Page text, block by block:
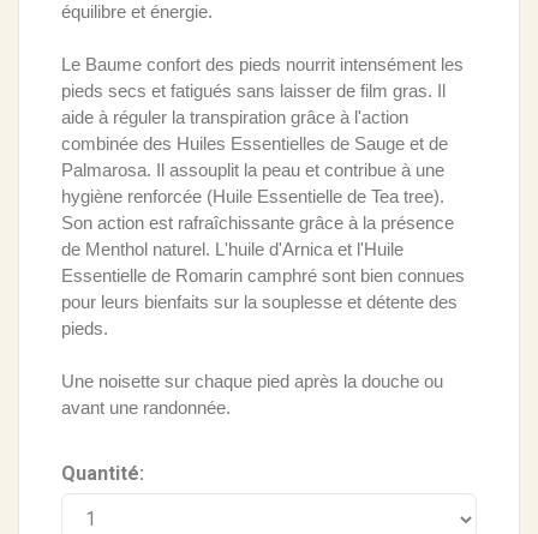
équilibre et énergie.
Le Baume confort des pieds nourrit intensément les
pieds secs et fatigués sans laisser de film gras. Il
aide à réguler la transpiration grâce à l'action
combinée des Huiles Essentielles de Sauge et de
Palmarosa. Il assouplit la peau et contribue à une
hygiène renforcée (Huile Essentielle de Tea tree).
Son action est rafraîchissante grâce à la présence
de Menthol naturel. L'huile d'Arnica et l'Huile
Essentielle de Romarin camphré sont bien connues
pour leurs bienfaits sur la souplesse et détente des
pieds.
Une noisette sur chaque pied après la douche ou
avant une randonnée.
Quantité: